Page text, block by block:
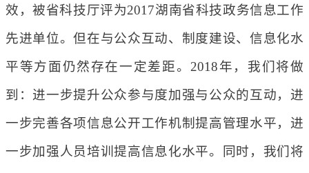
效，被省科技厅评为2017湖南省科技政务信息工作
先进单位。但在与公众互动、制度建设、信息化水
平等方面仍然存在一定差距。2018年，我们将做
到：进一步提升公众参与度加强与公众的互动，进
一步完善各项信息公开工作机制提高管理水平，进
一步加强人员培训提高信息化水平。同时，我们将